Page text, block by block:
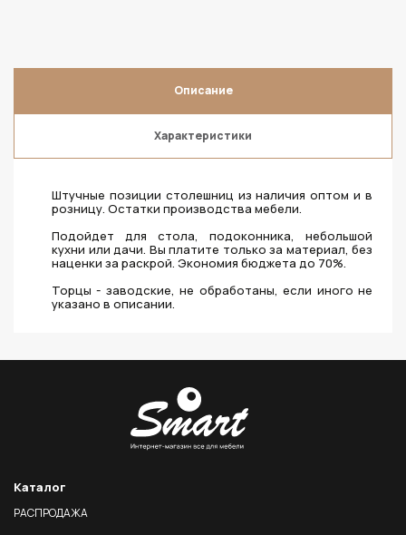
Описание
Характеристики
Штучные позиции столешниц из наличия оптом и в
розницу. Остатки производства мебели.
Подойдет для стола, подоконника, небольшой
кухни или дачи. Вы платите только за материал, без
наценки за раскрой. Экономия бюджета до 70%.
Торцы - заводские, не обработаны, если иного не
указано в описании.
Каталог
РАСПРОДАЖА